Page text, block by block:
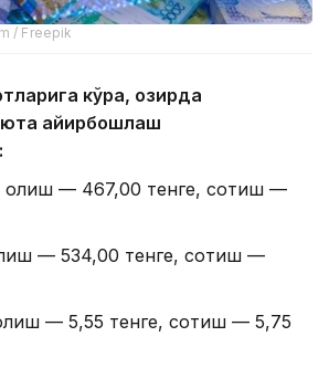
/ Freepik
кўра, ҳозирда
айирбошлаш
олиш — 467,00 тенге, сотиш —
— 534,00 тенге, сотиш —
— 5,55 тенге, сотиш — 5,75